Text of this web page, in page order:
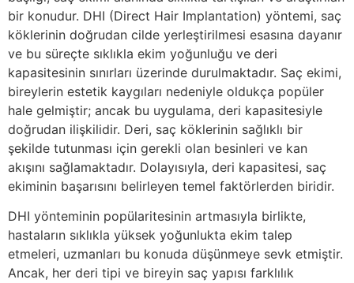
bir konudur. DHI (Direct Hair Implantation) yöntemi, saç
köklerinin doğrudan cilde yerleştirilmesi esasına dayanır
ve bu süreçte sıklıkla ekim yoğunluğu ve deri
kapasitesinin sınırları üzerinde durulmaktadır. Saç ekimi,
bireylerin estetik kaygıları nedeniyle oldukça popüler
hale gelmiştir; ancak bu uygulama, deri kapasitesiyle
doğrudan ilişkilidir. Deri, saç köklerinin sağlıklı bir
şekilde tutunması için gerekli olan besinleri ve kan
akışını sağlamaktadır. Dolayısıyla, deri kapasitesi, saç
ekiminin başarısını belirleyen temel faktörlerden biridir.
DHI yönteminin popülaritesinin artmasıyla birlikte,
hastaların sıklıkla yüksek yoğunlukta ekim talep
etmeleri, uzmanları bu konuda düşünmeye sevk etmiştir.
Ancak, her deri tipi ve bireyin saç yapısı farklılık